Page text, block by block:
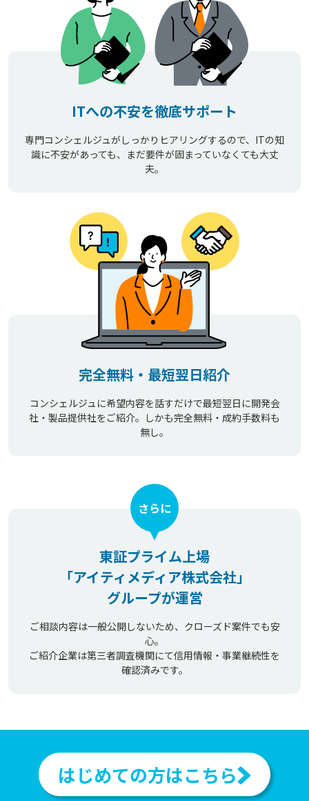
ITへの不安を徹底サポート
専門コンシェルジュがしっかりヒアリングするので、ITの知
識に不安があっても、まだ要件が固まっていなくても大丈
夫。
完全無料・最短翌日紹介
コンシェルジュに希望内容を話すだけで最短翌日に開発会
社・製品提供社をご紹介。しかも完全無料・成約手数料も
無し。
東証プライム上場
「アイティメディア株式会社」
グループが運営
さらに
ご相談内容は一般公開しないため、クローズド案件でも安
心。
ご紹介企業は第三者調査機関にて信用情報・事業継続性を
確認済みです。
はじめての方はこちら